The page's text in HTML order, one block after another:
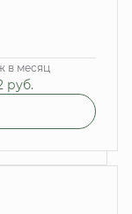
в месяц
руб.